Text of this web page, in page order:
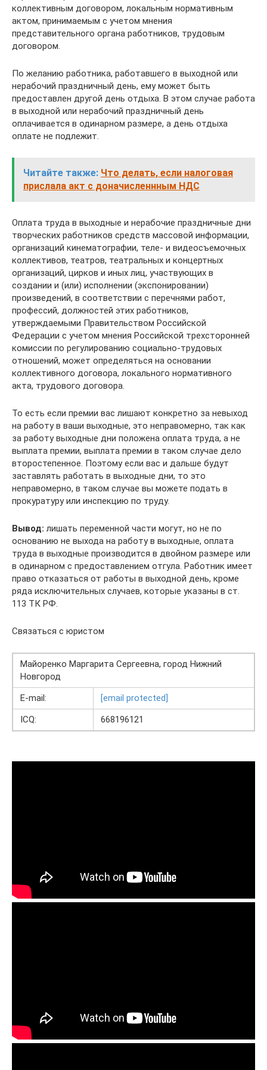
коллективным договором, локальным нормативным
актом, принимаемым с учетом мнения
представительного органа работников, трудовым
договором.
По желанию работника, работавшего в выходной или
нерабочий праздничный день, ему может быть
предоставлен другой день отдыха. В этом случае работа
в выходной или нерабочий праздничный день
оплачивается в одинарном размере, а день отдыха
оплате не подлежит.
Читайте также: Что делать, если налоговая
прислала акт с доначисленнным НДС
Оплата труда в выходные и нерабочие праздничные дни
творческих работников средств массовой информации,
организаций кинематографии, теле- и видеосъемочных
коллективов, театров, театральных и концертных
организаций, цирков и иных лиц, участвующих в
создании и (или) исполнении (экспонировании)
произведений, в соответствии с перечнями работ,
профессий, должностей этих работников,
утверждаемыми Правительством Российской
Федерации с учетом мнения Российской трехсторонней
комиссии по регулированию социально-трудовых
отношений, может определяться на основании
коллективного договора, локального нормативного
акта, трудового договора.
То есть если премии вас лишают конкретно за невыход
на работу в ваши выходные, это неправомерно, так как
за работу выходные дни положена оплата труда, а не
выплата премии, выплата премии в таком случае дело
второстепенное. Поэтому если вас и дальше будут
заставлять работать в выходные дни, то это
неправомерно, в таком случае вы можете подать в
прокуратуру или инспекцию по труду.
Вывод: лишать переменной части могут, но не по
основанию не выхода на работу в выходные, оплата
труда в выходные производится в двойном размере или
в одинарном с предоставлением отгула. Работник имеет
право отказаться от работы в выходной день, кроме
ряда исключительных случаев, которые указаны в ст.
113 ТК РФ.
Связаться с юристом
Майоренко Маргарита Сергеевна, город Нижний
Новгород
E-mail:
[email protected]
ICQ:
668196121